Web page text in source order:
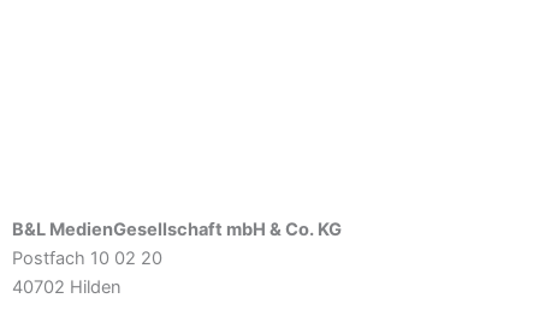
B&L MedienGesellschaft mbH & Co. KG
Postfach 10 02 20
40702 Hilden